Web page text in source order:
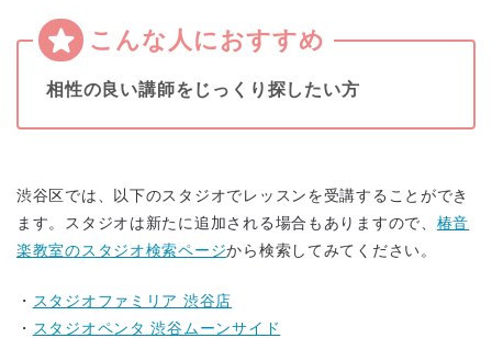
相性の良い講師をじっくり探したい方
渋谷区では、以下のスタジオでレッスンを受講することができ
ます。スタジオは新たに追加される場合もありますので、 椿音
楽教室のスタジオ検索ページから検索してみてください。
・ スタジオファミリア 渋谷店
・ スタジオペンタ 渋谷ムーンサイド
地図から探す